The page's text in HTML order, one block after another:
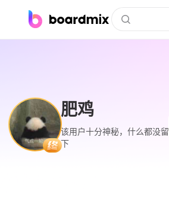
下载
会员
企业服务
肥鸡
该用户十分神秘，什么都没留
下